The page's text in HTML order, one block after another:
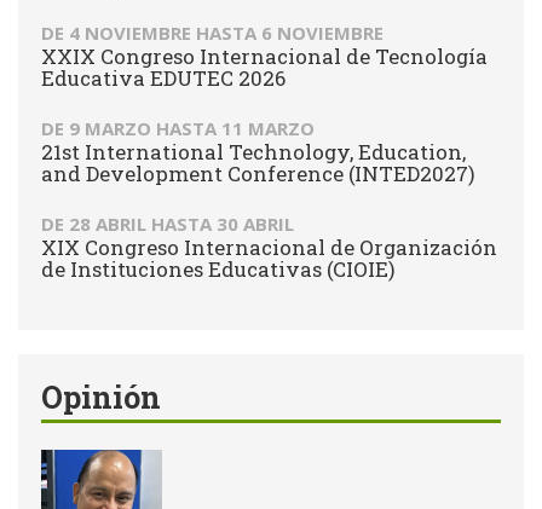
DE 4 NOVIEMBRE HASTA 6 NOVIEMBRE
XXIX Congreso Internacional de Tecnología
Educativa EDUTEC 2026
DE 9 MARZO HASTA 11 MARZO
21st International Technology, Education,
and Development Conference (INTED2027)
DE 28 ABRIL HASTA 30 ABRIL
XIX Congreso Internacional de Organización
de Instituciones Educativas (CIOIE)
Opinión